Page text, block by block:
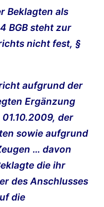
Beklagten als
BGB steht zur
nicht fest, §
aufgrund der
Ergänzung
der
sowie aufgrund
… davon
die ihr
des Anschlusses
die